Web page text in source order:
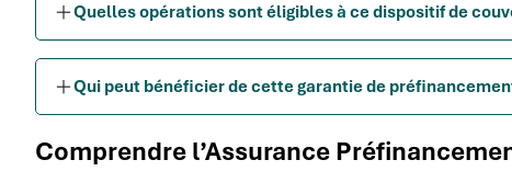
Quelles opérations sont éligibles à ce dispositif de
Qui peut bénéficier de cette garantie de
Comprendre l’Assurance